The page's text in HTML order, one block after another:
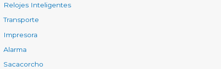
Relojes Inteligentes
Transporte
Impresora
Alarma
Sacacorcho